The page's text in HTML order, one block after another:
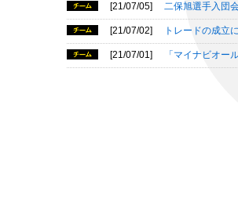
[21/07/05] 二保旭選手入団
[21/07/02] トレードの成立
[21/07/01] 「マイナビオー